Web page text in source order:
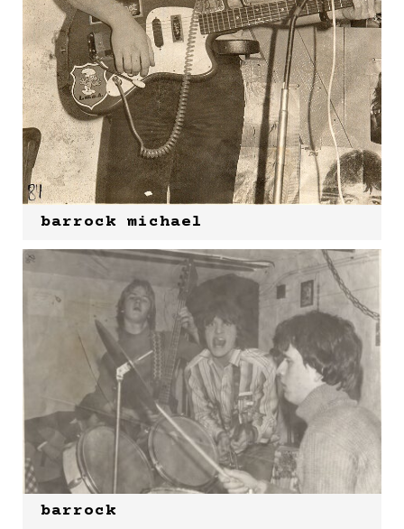
barrock michael
barrock